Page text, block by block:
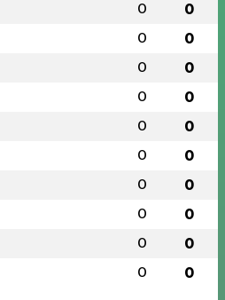
0 0
0 0
0 0
0 0
0 0
0 0
0 0
0 0
0 0
0 0